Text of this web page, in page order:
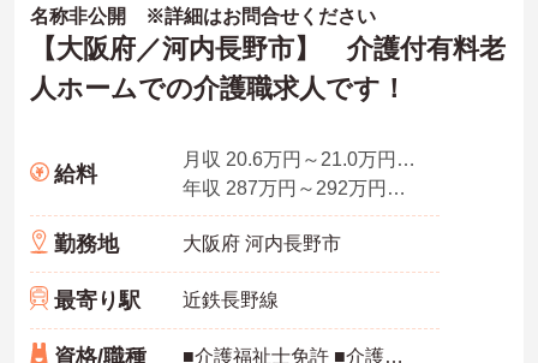
名称非公開 ※詳細はお問合せください
【大阪府／河内長野市】 介護付有料老
人ホームでの介護職求人です！
給料
月収 20.6万円～21.0万円程度（職務手当＋夜勤手当4回分込）
年収 287万円～292万円程度（職務手当＋夜勤手当月4回分込）
勤務地 大阪府 河内長野市
最寄り駅 近鉄長野線
資格/職種 ■介護福祉士免許 ■介護福祉士実務者研修修了者、介護職員初任者研修修了者 （ヘルパー2級以上）